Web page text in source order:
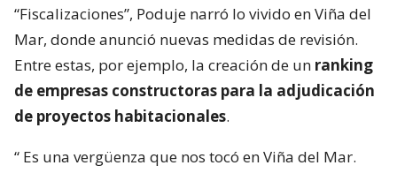
“Fiscalizaciones”, Poduje narró lo vivido en Viña del
Mar, donde anunció nuevas medidas de revisión.
Entre estas, por ejemplo, la creación de un ranking
de empresas constructoras para la adjudicación
de proyectos habitacionales.
“ Es una vergüenza que nos tocó en Viña del Mar.